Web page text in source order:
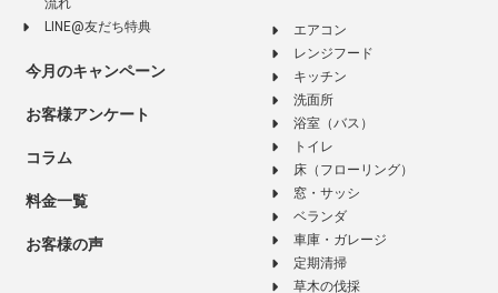
流れ
LINE@友だち特典
今月のキャンペーン
お客様アンケート
コラム
料金一覧
お客様の声
エアコン
レンジフード
キッチン
洗面所
浴室（バス）
トイレ
床（フローリング）
窓・サッシ
ベランダ
車庫・ガレージ
定期清掃
草木の伐採